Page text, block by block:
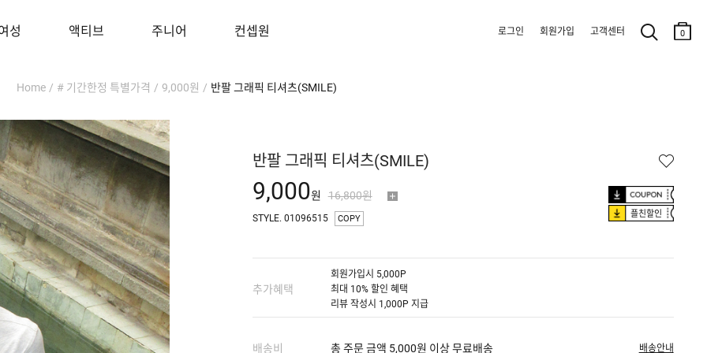
성 액티브 주니어 컨셉원 로그인 회원가입 고객센터 0
Home / # 기간한정 특별가격 / 9,000원 / 반팔 그래픽 티셔츠(SMILE)
반팔 그래픽 티셔츠(SMILE)
9,000원 16,800원
플친할인
STYLE. 01096515 COPY
추가혜택
회원가입시 5,000P
최대 10% 할인 혜택
리뷰 작성시 1,000P 지급
배송비 총 주문 금액 5,000원 이상 무료배송 배송안내